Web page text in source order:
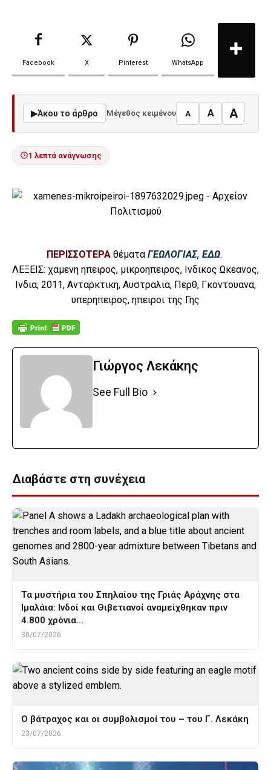
Facebook X Pinterest WhatsApp
▶Άκου το άρθρο Μέγεθος κειμένου A A A
1 λεπτά ανάγνωσης
ΠΕΡΙΣΣΟΤΕΡΑ θέματα ΓΕΩΛΟΓΙΑΣ, ΕΔΩ.
ΛΕΞΕΙΣ: χαμενη ηπειρος, μικροηπειρος, Ινδικος Ωκεανος,
Ινδια, 2011, Ανταρκτικη, Αυστραλια, Περθ, Γκοντουανα,
υπερηπειρος, ηπειροι της Γης
Γιώργος Λεκάκης
See Full Bio
Διαβάστε στη συνέχεια
Τα μυστήρια του Σπηλαίου της Γριάς Αράχνης στα
Ιμαλάια: Ινδοί και Θιβετιανοί αναμείχθηκαν πριν
4.800 χρόνια…
30/07/2026
Ο βάτραχος και οι συμβολισμοί του – του Γ. Λεκάκη
23/07/2026